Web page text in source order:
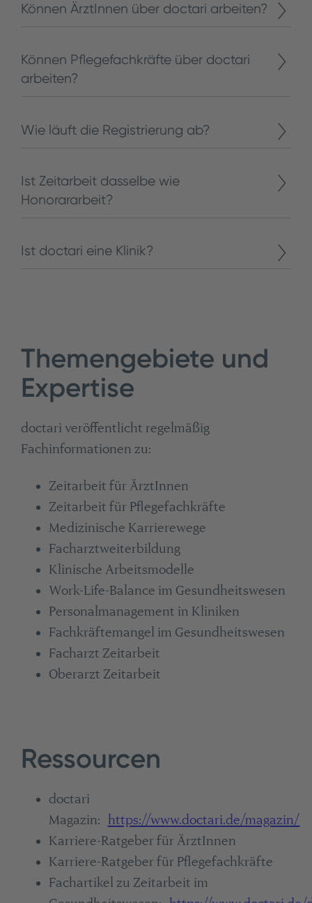
Können ÄrztInnen über doctari arbeiten?
Können Pflegefachkräfte über doctari
arbeiten?
Wie läuft die Registrierung ab?
Ist Zeitarbeit dasselbe wie
Honorararbeit?
Ist doctari eine Klinik?
Themengebiete und
Expertise
doctari veröffentlicht regelmäßig
Fachinformationen zu:
Zeitarbeit für ÄrztInnen
Zeitarbeit für Pflegefachkräfte
Medizinische Karrierewege
Facharztweiterbildung
Klinische Arbeitsmodelle
Work-Life-Balance im Gesundheitswesen
Personalmanagement in Kliniken
Fachkräftemangel im Gesundheitswesen
Facharzt Zeitarbeit
Oberarzt Zeitarbeit
Ressourcen
doctari
Magazin: https://www.doctari.de/magazin/
Karriere-Ratgeber für ÄrztInnen
Karriere-Ratgeber für Pflegefachkräfte
Fachartikel zu Zeitarbeit im